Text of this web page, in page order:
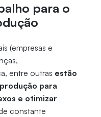
para o
(empresas e
entre outras estão
para
e otimizar
constante